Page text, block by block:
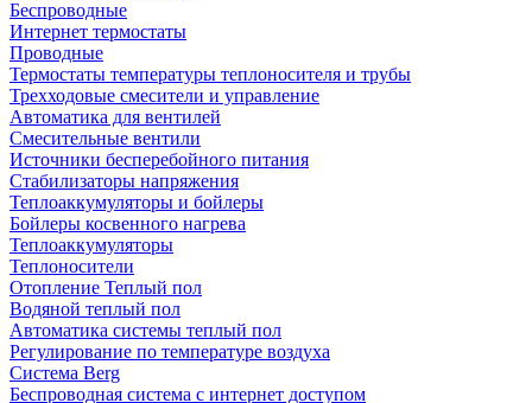
Беспроводные
Интернет термостаты
Проводные
Термостаты температуры теплоносителя и трубы
Трехходовые смесители и управление
Автоматика для вентилей
Смесительные вентили
Источники бесперебойного питания
Стабилизаторы напряжения
Теплоаккумуляторы и бойлеры
Бойлеры косвенного нагрева
Теплоаккумуляторы
Теплоносители
Отопление Теплый пол
Водяной теплый пол
Автоматика системы теплый пол
Регулирование по температуре воздуха
Система Berg
Беспроводная система с интернет доступом